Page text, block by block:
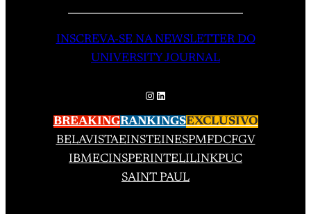
INSCREVA-SE NA NEWSLETTER DO
UNIVERSITY JOURNAL
Instagram
LinkedIn
BREAKINGRANKINGSEXCLUSIVO
BELAVISTAEINSTEINESPMFDCFGV
IBMECINSPERINTELILINKPUC
SAINT PAUL